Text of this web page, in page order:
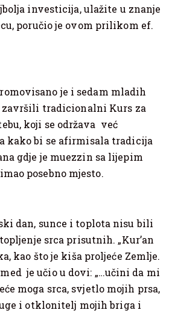
investicija, ulažite u znanje
poručio je ovom prilikom ef.
je i sedam mladih
završili tradicionalni Kurs za
koji se održava već
kako bi se afirmisala tradicija
gdje je muezzin sa lijepim
posebno mjesto.
dan, sunce i toplota nisu bili
srca prisutnih. „Kur’an
kao što je kiša proljeće Zemlje.
je učio u dovi: „…učini da mi
moga srca, svjetlo mojih prsa,
i otklonitelj mojih briga i